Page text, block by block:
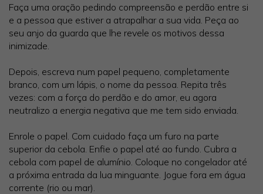
Faça uma oração pedindo compreensão e perdão entre si
e a pessoa que estiver a atrapalhar a sua vida. Peça ao
seu anjo da guarda que lhe revele os motivos dessa
inimizade.
Depois, escreva num papel pequeno, completamente
branco, com um lápis, o nome da pessoa. Repita três
vezes: com a força do perdão e do amor, eu agora
neutralizo a energia negativa que me tem sido enviada.
Enrole o papel. Com cuidado faça um furo na parte
superior da cebola. Enfie o papel até ao fundo. Cubra a
cebola com papel de alumínio. Coloque no congelador até
a próxima entrada da lua minguante. Jogue fora em água
corrente (rio ou mar).